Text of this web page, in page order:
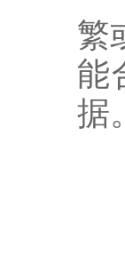
繁
能
据